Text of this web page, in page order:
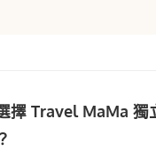
擇 Travel MaMa 獨